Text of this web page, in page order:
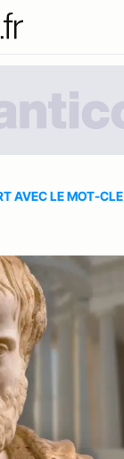
AVEC LE MOT-CLE